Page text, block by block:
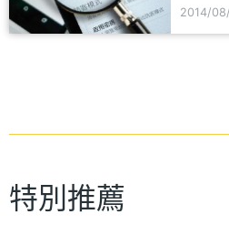
2014/
特別推薦